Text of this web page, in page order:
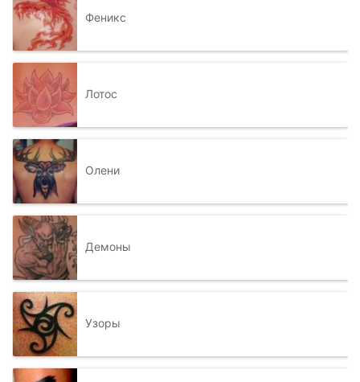
Феникс
Лотос
Олени
Демоны
Узоры